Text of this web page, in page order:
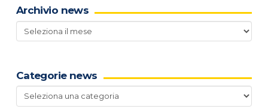
Archivio news
Archivio
news
Categorie news
Categorie
news